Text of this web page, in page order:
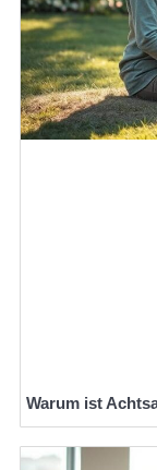
Warum ist